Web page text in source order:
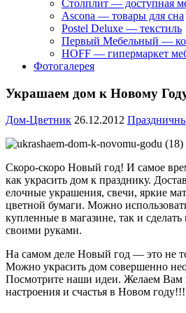
Столплит — доступная
Ascona — товары для сна
Postel Deluxe — текстиль
Первый Мебельный —
HOFF — гипермаркет
Фотогалерея
Украшаем дом к Новому
Дом-Цветник 26.12.2012
Скоро-скоро Новый год! И самое
как украсить дом к празднику.
елочные украшения, свечи, яркие
цветной бумаги. Можно
купленные в магазине, так и
своими руками.
На самом деле Новый год — это не
Можно украсить дом совершенно
Посмотрите наши идеи. Желаем Вам
настроения и счастья в Новом году!!!